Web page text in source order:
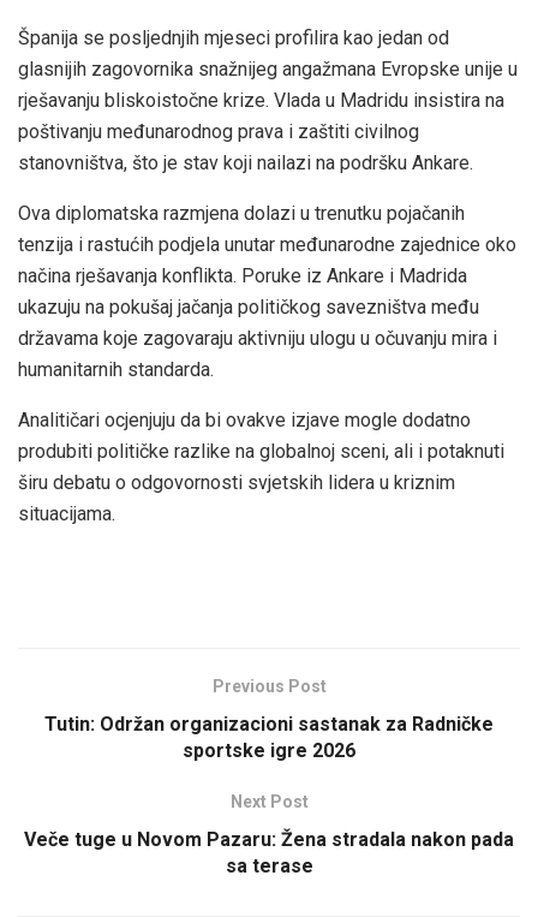
Španija se posljednjih mjeseci profilira kao jedan od
glasnijih zagovornika snažnijeg angažmana Evropske unije u
rješavanju bliskoistočne krize. Vlada u Madridu insistira na
poštivanju međunarodnog prava i zaštiti civilnog
stanovništva, što je stav koji nailazi na podršku Ankare.
Ova diplomatska razmjena dolazi u trenutku pojačanih
tenzija i rastućih podjela unutar međunarodne zajednice oko
načina rješavanja konflikta. Poruke iz Ankare i Madrida
ukazuju na pokušaj jačanja političkog savezništva među
državama koje zagovaraju aktivniju ulogu u očuvanju mira i
humanitarnih standarda.
Analitičari ocjenjuju da bi ovakve izjave mogle dodatno
produbiti političke razlike na globalnoj sceni, ali i potaknuti
širu debatu o odgovornosti svjetskih lidera u kriznim
situacijama.
Previous Post
Tutin: Održan organizacioni sastanak za Radničke
sportske igre 2026
Next Post
Veče tuge u Novom Pazaru: Žena stradala nakon pada
sa terase